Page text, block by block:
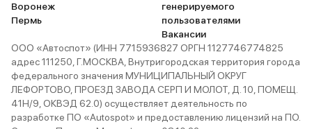
Воронеж
Пермь
генерируемого
пользователями
Вакансии
ООО «Автоспот» (ИНН 7715936827 ОРГН 1127746774825
адрес 111250, Г.МОСКВА, Внутригородская территория города
федерального значения МУНИЦИПАЛЬНЫЙ ОКРУГ
ЛЕФОРТОВО, ПРОЕЗД ЗАВОДА СЕРП И МОЛОТ, Д. 10, ПОМЕЩ.
41Н/9, ОКВЭД 62.0) осуществляет деятельность по
разработке ПО «Autospot» и предоставлению лицензий на ПО.